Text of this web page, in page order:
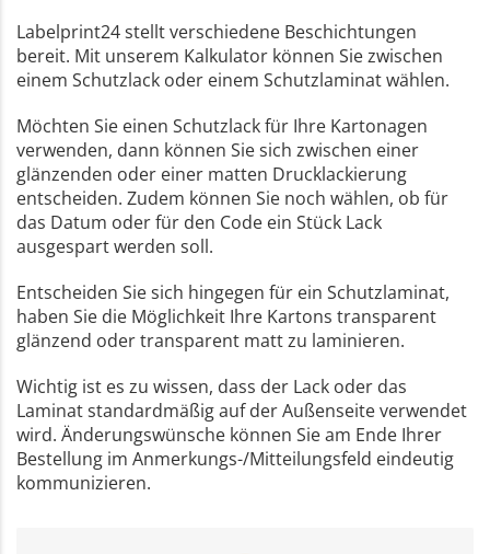
Labelprint24 stellt verschiedene Beschichtungen
bereit. Mit unserem Kalkulator können Sie zwischen
einem Schutzlack oder einem Schutzlaminat wählen.
Möchten Sie einen Schutzlack für Ihre Kartonagen
verwenden, dann können Sie sich zwischen einer
glänzenden oder einer matten Drucklackierung
entscheiden. Zudem können Sie noch wählen, ob für
das Datum oder für den Code ein Stück Lack
ausgespart werden soll.
Entscheiden Sie sich hingegen für ein Schutzlaminat,
haben Sie die Möglichkeit Ihre Kartons transparent
glänzend oder transparent matt zu laminieren.
Wichtig ist es zu wissen, dass der Lack oder das
Laminat standardmäßig auf der Außenseite verwendet
wird. Änderungswünsche können Sie am Ende Ihrer
Bestellung im Anmerkungs-/Mitteilungsfeld eindeutig
kommunizieren.